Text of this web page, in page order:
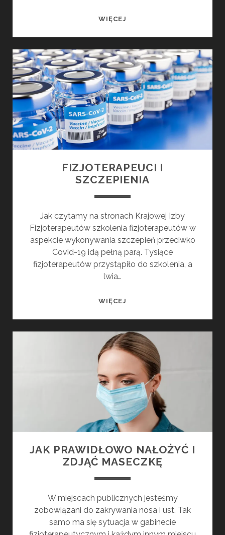
WIĘCEJ
RYZYKO
HOSPITALIZACJI
FIZJOTERAPEUCI I
SZCZEPIENIA
Jak czytamy na stronach Krajowej Izby
Fizjoterapeutów szkolenia fizjoterapeutów w
aspekcie wykonywania szczepień przeciwko
Covid-19 idą pełną parą. Tysiące
fizjoterapeutów przystąpiło do szkolenia, a
lwia…
WIĘCEJ
JAK PRAWIDŁOWO NAŁOŻYĆ I
ZDJĄĆ MASECZKĘ
W miejscach publicznych jesteśmy
zobowiązani do zakrywania nosa i ust. Tak
samo ma się sytuacja w gabinecie